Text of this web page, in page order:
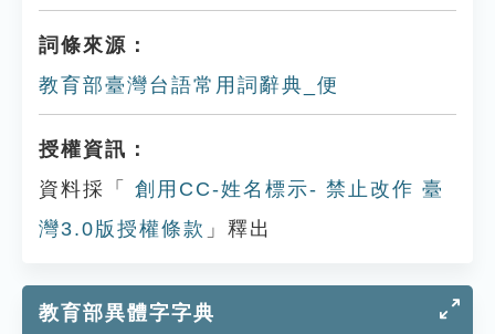
詞條來源：
教育部臺灣台語常用詞辭典_便
授權資訊：
資料採「
創用CC-姓名標示- 禁止改作 臺
灣3.0版授權條款 」釋出
教育部異體字字典